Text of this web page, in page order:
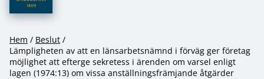
Hem
Beslut
Lämpligheten av att en länsarbetsnämnd i förväg ger företag
möjlighet att efterge sekretess i ärenden om varsel enligt
lagen (1974:13) om vissa anställningsfrämjande åtgärder